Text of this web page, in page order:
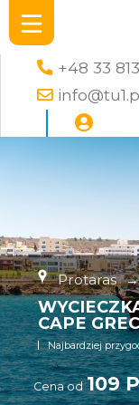
+48 33
Protaras →
CAPE
Najbardziej
Cena od 109